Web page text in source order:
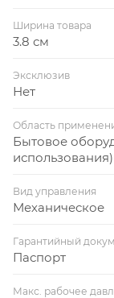
Ширина товара
3.8 см
Эксклюзив
Нет
Область
Бытовое
использования)
Вид управления
Механическое
Гарантийный
Паспорт
Макс. рабочее